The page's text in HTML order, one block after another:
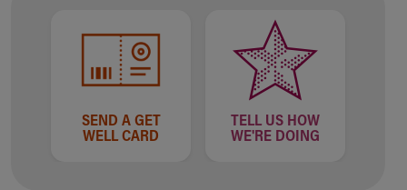
SEND A GET
WELL CARD
TELL US HOW
WE'RE DOING